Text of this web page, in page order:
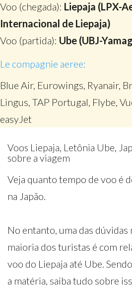
Voo (chegada): Liepaja (LPX-
Internacional de Liepaja)
Voo (partida): Ube (UBJ-
Le compagnie aeree:
Blue Air, Eurowings, Ryanair,
Lingus, TAP Portugal, Flybe,
easyJet
Voos Liepaja, Letônia Ube,
sobre a viagem
Veja quanto tempo de voo é
na Japão.
No entanto, uma das
maioria dos turistas é com
voo do Liepaja até Ube.
a matéria, saiba tudo sobre